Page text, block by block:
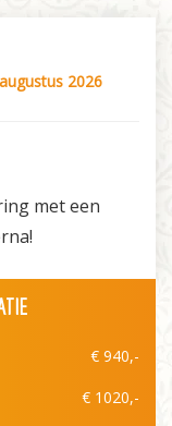
2026
met een
€ 940,-
€ 1020,-